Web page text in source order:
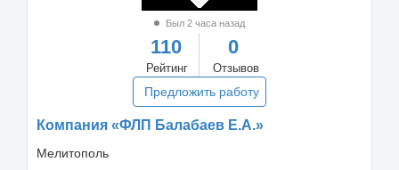
Был 2 часа назад
110
Рейтинг
0
Отзывов
Предложить работу
Компания «ФЛП Балабаев Е.А.»
Мелитополь